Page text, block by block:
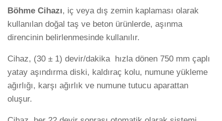
Böhme Cihazı, iç veya dış zemin kaplaması olarak
kullanılan doğal taş ve beton ürünlerde, aşınma
direncinin belirlenmesinde kullanılır.
Cihaz, (30 ± 1) devir/dakika hızla dönen 750 mm çaplı
yatay aşındırma diski, kaldıraç kolu, numune yükleme
ağırlığı, karşı ağırlık ve numune tutucu aparattan
oluşur.